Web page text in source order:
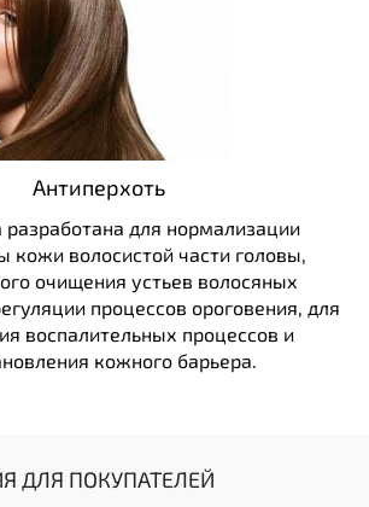
Антиперхоть
для нормализации
кожи волосистой части головы,
очищения устьев волосяных
процессов ороговения, для
воспалительных процессов и
кожного барьера.
ДЛЯ ПОКУПАТЕЛЕЙ